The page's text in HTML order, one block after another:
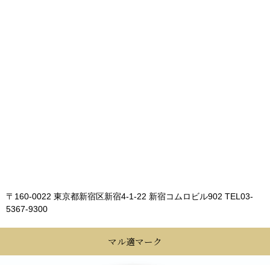
〒160-0022 東京都新宿区新宿4-1-22 新宿コムロビル902 TEL03-
5367-9300
マル適マーク